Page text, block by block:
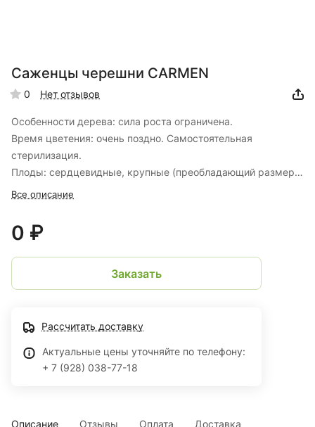
Саженцы черешни CARMEN
0 Нет отзывов
Особенности дерева: сила роста ограничена.
Время цветения: очень поздно. Самостоятельная
стерилизация.
Плоды: сердцевидные, крупные (преобладающий размер
30+), ярко-красного цвета, мякоть средней плотности.
сахара. Хорошая и постоянная производительность. Сбор:
12 дней после Б. Бурлата.
Рекомендуемые опылители: Ферровия, Кордия и Регина.
Все описание
0 ₽
Заказать
Рассчитать доставку
Актуальные цены уточняйте по телефону:
+ 7 (928) 038-77-18
Описание Отзывы Оплата Доставка